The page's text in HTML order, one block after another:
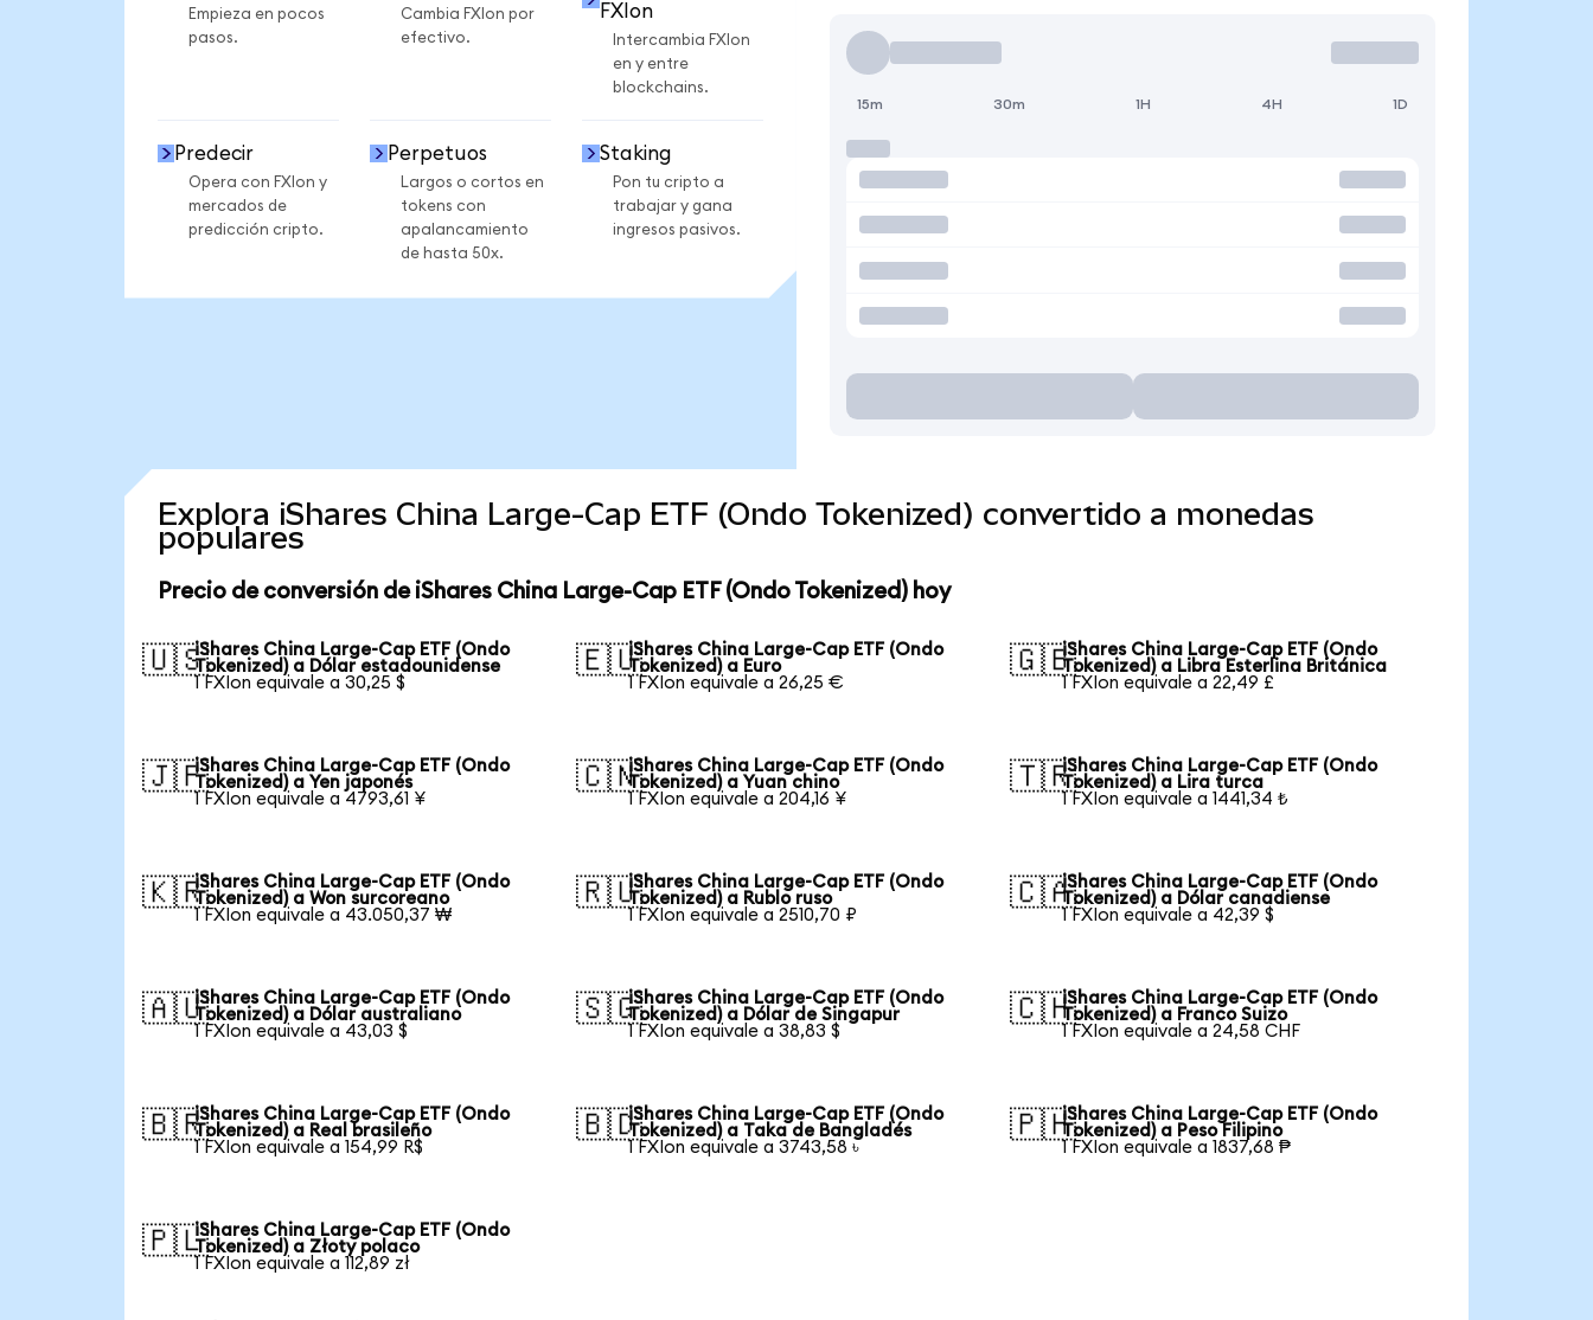
Empieza en pocos
pasos.
Cambia FXIon por
efectivo.
FXIon
Intercambia FXIon
en y entre
blockchains.
Predecir
Opera con FXIon y
mercados de
predicción cripto.
Perpetuos
Largos o cortos en
tokens con
apalancamiento
de hasta 50x.
Staking
Pon tu cripto a
trabajar y gana
ingresos pasivos.
15m 30m 1H 4H 1D
Explora iShares China Large-Cap ETF (Ondo Tokenized) convertido a monedas
populares
Precio de conversión de iShares China Large-Cap ETF (Ondo Tokenized) hoy
🇺🇸iShares China Large-Cap ETF (Ondo
Tokenized) a Dólar estadounidense
1 FXIon equivale a 30,25 $
🇪🇺iShares China Large-Cap ETF (Ondo
Tokenized) a Euro
1 FXIon equivale a 26,25 €
🇬🇧iShares China Large-Cap ETF (Ondo
Tokenized) a Libra Esterlina Británica
1 FXIon equivale a 22,49 £
🇯🇵iShares China Large-Cap ETF (Ondo
Tokenized) a Yen japonés
1 FXIon equivale a 4793,61 ¥
🇨🇳iShares China Large-Cap ETF (Ondo
Tokenized) a Yuan chino
1 FXIon equivale a 204,16 ¥
🇹🇷iShares China Large-Cap ETF (Ondo
Tokenized) a Lira turca
1 FXIon equivale a 1441,34 ₺
🇰🇷iShares China Large-Cap ETF (Ondo
Tokenized) a Won surcoreano
1 FXIon equivale a 43.050,37 ₩
🇷🇺iShares China Large-Cap ETF (Ondo
Tokenized) a Rublo ruso
1 FXIon equivale a 2510,70 ₽
🇨🇦iShares China Large-Cap ETF (Ondo
Tokenized) a Dólar canadiense
1 FXIon equivale a 42,39 $
🇦🇺iShares China Large-Cap ETF (Ondo
Tokenized) a Dólar australiano
1 FXIon equivale a 43,03 $
🇸🇬iShares China Large-Cap ETF (Ondo
Tokenized) a Dólar de Singapur
1 FXIon equivale a 38,83 $
🇨🇭iShares China Large-Cap ETF (Ondo
Tokenized) a Franco Suizo
1 FXIon equivale a 24,58 CHF
🇧🇷iShares China Large-Cap ETF (Ondo
Tokenized) a Real brasileño
1 FXIon equivale a 154,99 R$
🇧🇩iShares China Large-Cap ETF (Ondo
Tokenized) a Taka de Bangladés
1 FXIon equivale a 3743,58 ৳
🇵🇭iShares China Large-Cap ETF (Ondo
Tokenized) a Peso Filipino
1 FXIon equivale a 1837,68 ₱
🇵🇱iShares China Large-Cap ETF (Ondo
Tokenized) a Złoty polaco
1 FXIon equivale a 112,89 zł